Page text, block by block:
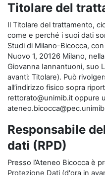
Titolare del
Il Titolare del trattamento,
come e perché i suoi dati
Studi di Milano-Bicocca,
Nuovo 1, 20126 Milano,
Giovanna Iannantuoni, suo
avanti: Titolare). Può
all’indirizzo fisico sopra
rettorato@unimib.it oppure
Responsabile
dati (RPD)
Presso l’Ateneo Bicocca è
Protezione Dati (d'ora in